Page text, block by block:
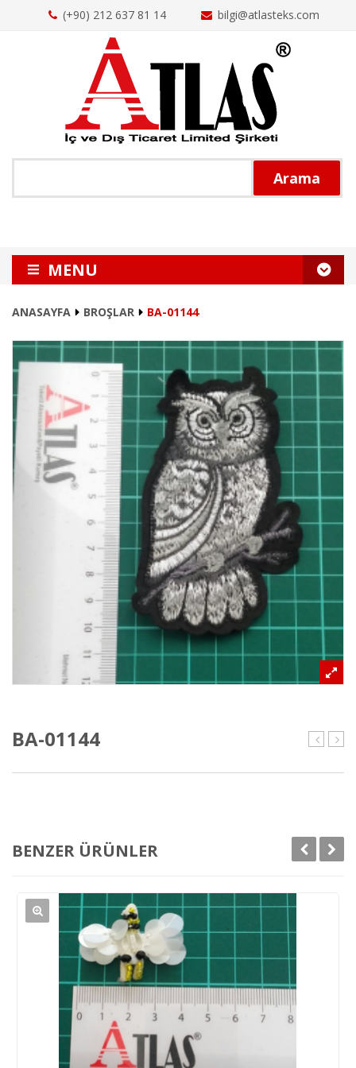
(+90) 212 637 81 14 bilgi@atlasteks.com
Arama
MENU
HAKKIMIZDA
İLETIŞIM
ANASAYFA BROŞLAR BA-01144
BA-01144
BENZER ÜRÜNLER